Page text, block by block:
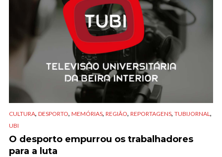
CULTURA, DESPORTO, MEMÓRIAS, REGIÃO, REPORTAGENS, TUBIJORNAL,
UBI
O desporto empurrou os trabalhadores
para a luta